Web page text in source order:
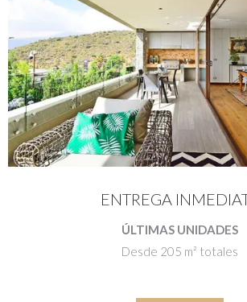
ENTREGA
ÚLTIMAS UNIDADES
Desde 205 m² totales